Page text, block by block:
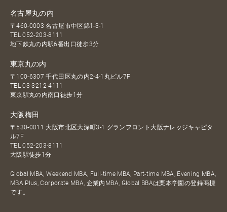
名古屋丸の内
〒460-0003 名古屋市中区錦1-3-1
TEL052-203-8111
地下鉄丸の内駅6番出口徒歩3分
東京丸の内
〒100-6307 千代田区丸の内2-4-1丸ビル7F
TEL03-3212-4111
東京駅丸の内南口徒歩1分
大阪梅田
〒530-0011 大阪市北区大深町3-1 グランフロント大阪ナレッジキャピタ
ル7F
TEL052-203-8111
大阪駅徒歩1分
Global MBA, Weekend MBA, Full-time MBA, Part-time MBA, Evening MBA,
MBA Plus, Corporate MBA, 企業内MBA, Global BBAは栗本学園の登録商標
です。